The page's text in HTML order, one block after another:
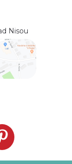
Nisou